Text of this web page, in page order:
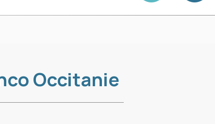
Occitanie